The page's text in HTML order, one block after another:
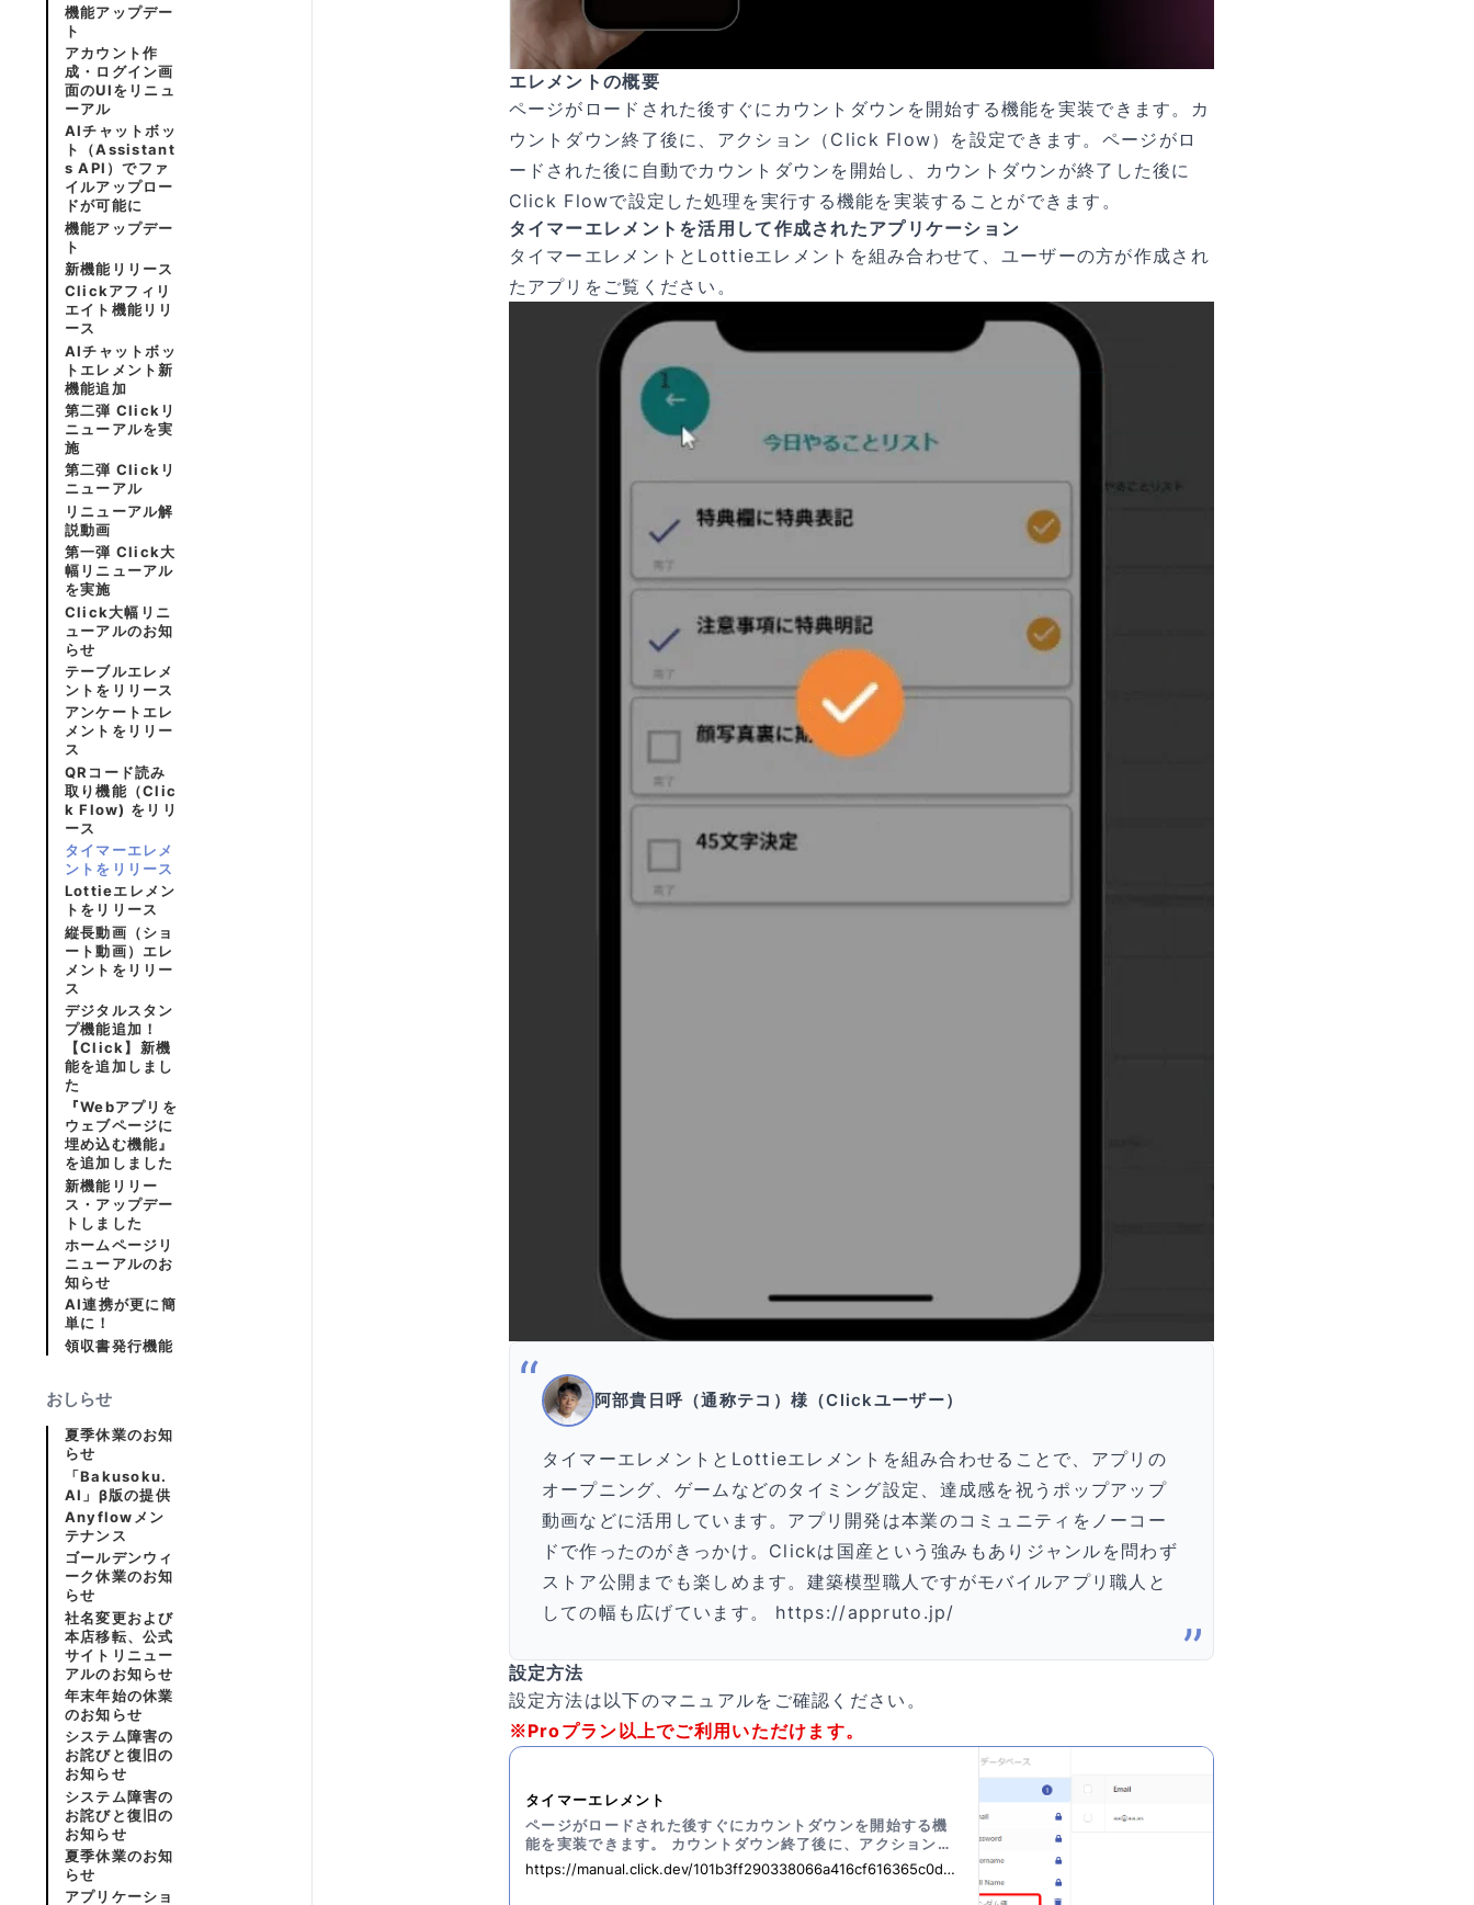
エレメントの概要
ページがロードされた後すぐにカウントダウンを開始する機能を実装できます。カ
ウントダウン終了後に、アクション（Click Flow）を設定できます。ページがロ
ードされた後に自動でカウントダウンを開始し、カウントダウンが終了した後に
Click Flowで設定した処理を実行する機能を実装することができます。
タイマーエレメントを活用して作成されたアプリケーション
タイマーエレメントとLottieエレメントを組み合わせて、ユーザーの方が作成され
たアプリをご覧ください。
阿部貴日呼（通称テコ）様（Clickユーザー）
タイマーエレメントとLottieエレメントを組み合わせることで、アプリの
オープニング、ゲームなどのタイミング設定、達成感を祝うポップアップ
動画などに活用しています。アプリ開発は本業のコミュニティをノーコー
ドで作ったのがきっかけ。Clickは国産という強みもありジャンルを問わず
ストア公開までも楽しめます。建築模型職人ですがモバイルアプリ職人と
しての幅も広げています。 https://appruto.jp/
設定方法
設定方法は以下のマニュアルをご確認ください。
※Proプラン以上でご利用いただけます。
タイマーエレメント
ページがロードされた後すぐにカウントダウンを開始する機
能を実装できます。 カウントダウン終了後に、アクションを
設定できます。 ページがロードされた後に自動でカウントダ
ウンを開始し、カウントダウンが終了した後にアクションで
https://manual.click.dev/101b3ff290338066a416cf616365c0dd
機能アップデー
ト
アカウント作
成・ログイン画
面のUIをリニュ
ーアル
AIチャットボッ
ト（Assistant
s API）でファ
イルアップロー
ドが可能に
機能アップデー
ト
新機能リリース
Clickアフィリ
エイト機能リリ
ース
AIチャットボッ
トエレメント新
機能追加
第二弾 Clickリ
ニューアルを実
施
第二弾 Clickリ
ニューアル
リニューアル解
説動画
第一弾 Click大
幅リニューアル
を実施
Click大幅リニ
ューアルのお知
らせ
テーブルエレメ
ントをリリース
アンケートエレ
メントをリリー
ス
QRコード読み
取り機能（Clic
k Flow) をリリ
ース
タイマーエレメ
ントをリリース
Lottieエレメン
トをリリース
縦長動画（ショ
ート動画）エレ
メントをリリー
ス
デジタルスタン
プ機能追加！
【Click】新機
能を追加しまし
た
『Webアプリを
ウェブページに
埋め込む機能』
を追加しました
新機能リリー
ス・アップデー
トしました
ホームページリ
ニューアルのお
知らせ
AI連携が更に簡
単に！
領収書発行機能
おしらせ
夏季休業のお知
らせ
「Bakusoku.
AI」β版の提供
Anyflowメン
テナンス
ゴールデンウィ
ーク休業のお知
らせ
社名変更および
本店移転、公式
サイトリニュー
アルのお知らせ
年末年始の休業
のお知らせ
システム障害の
お詫びと復旧の
お知らせ
システム障害の
お詫びと復旧の
お知らせ
夏季休業のお知
らせ
アプリケーショ